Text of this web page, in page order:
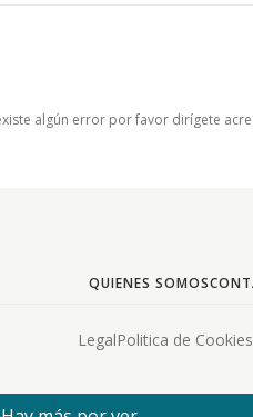
algún error por favor dirígete
QUIENES SOMOS
LegalPolitica de Cookies